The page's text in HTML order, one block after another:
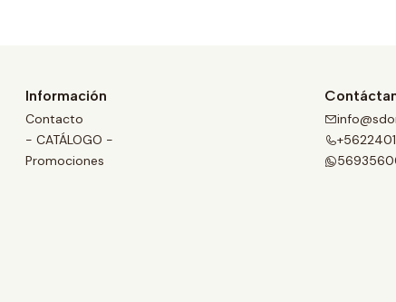
Información
Contacto
- CATÁLOGO -
Promociones